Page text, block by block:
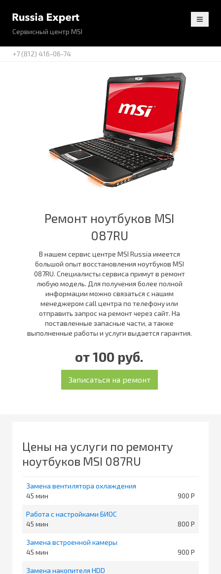
Сервисный центр MSI
+7 (812) 416-06-74
Ремонт ноутбуков MSI
087RU
В нашем сервис центре MSI Russia имеется
большой опыт восстановления ноутбуков MSI
087RU. Специалисты сервиса примут в ремонт
любую модель. Для получения более полной
информации можно связаться с нашим
менеджером call центра по телефону или
отправить запрос на ремонт через сайт. На
поставленные запасные части, а также
выполненные работы и услуги выдается гарантия.
от 100 руб.
Цены на услуги по ремонту
ноутбуков MSI 087RU
Замена вентилятора охлаждения
45
900
Работа с настройками БИОС
45
800
Замена встроенной камеры
45
900
Замена накопителя HDD